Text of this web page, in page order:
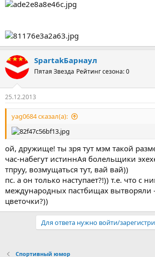
SpartakБарнаул
Пятая Звезда Рейтинг сезона: 0
25.12.2013
yag0684 сказал(а):
ой, дружище! ты зря тут мэм такой
час-набегут истиннАя болельщики
тпруу, возмущаться тут, вай вай))
пс. а он только наступает?!)) т.е. что с
международных пастбищах вытворяли
цветочки?))
Для ответа нужно войти/
Спортивный юмор